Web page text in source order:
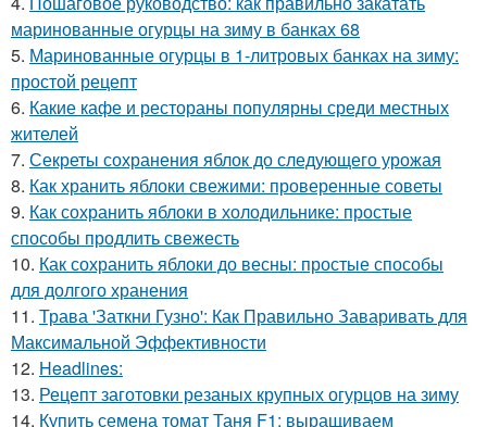
маринованные огурцы на зиму в банках 68
5. Маринованные огурцы в 1-литровых банках на зиму:
простой рецепт
6. Какие кафе и рестораны популярны среди местных
жителей
7. Секреты сохранения яблок до следующего урожая
8. Как хранить яблоки свежими: проверенные советы
9. Как сохранить яблоки в холодильнике: простые
способы продлить свежесть
10. Как сохранить яблоки до весны: простые способы
для долгого хранения
11. Трава 'Заткни Гузно': Как Правильно Заваривать для
Максимальной Эффективности
12. Headlines:
13. Рецепт заготовки резаных крупных огурцов на зиму
14. Купить семена томат Таня F1: выращиваем